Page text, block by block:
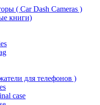
( Car Dash Cameras )
книги)
для телефонов )
case